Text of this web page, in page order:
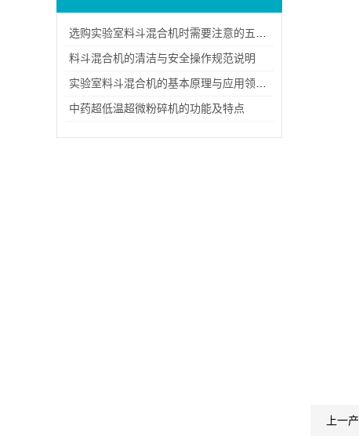
料斗混合机的清洁与安全操作规范说明
中药超低温超微粉碎机的功能及特点
上一